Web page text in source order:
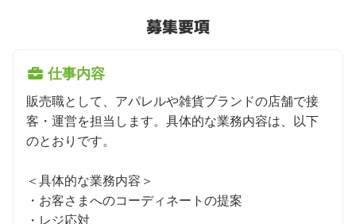
募集要項
仕事内容
販売職として、アパレルや雑貨ブランドの店舗で接
客・運営を担当します。具体的な業務内容は、以下
のとおりです。
＜具体的な業務内容＞
・お客さまへのコーディネートの提案
・レジ応対